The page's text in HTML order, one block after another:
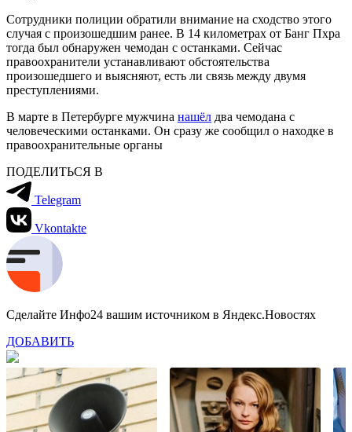
Сотрудники полиции обратили внимание на сходство этого
случая с произошедшим ранее. В 14 километрах от Банг Пхра
тогда был обнаружен чемодан с останками. Сейчас
правоохранители устанавливают обстоятельства
произошедшего и выясняют, есть ли связь между двумя
преступлениями.
В марте в Петербурге мужчина нашёл два чемодана с
человеческими останками. Он сразу же сообщил о находке в
правоохранительные органы
ПОДЕЛИТЬСЯ В
Telegram
Vkontakte
Сделайте Инфо24 вашим источником в Яндекс.Новостях
ДОБАВИТЬ